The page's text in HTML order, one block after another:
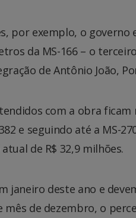
por exemplo, o
da MS-166 – o
de Antônio João,
com a obra
e seguindo até a MS-
de R$ 32,9 milhões.
janeiro deste ano e
de dezembro, o